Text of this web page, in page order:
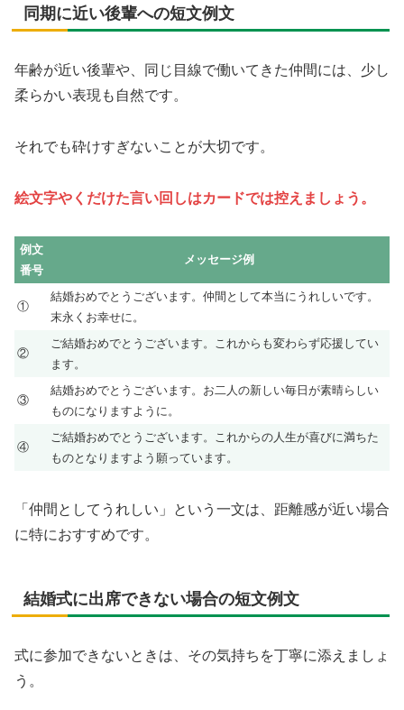
同期に近い後輩への短文例文
年齢が近い後輩や、同じ目線で働いてきた仲間には、少し
柔らかい表現も自然です。
それでも砕けすぎないことが大切です。
絵文字やくだけた言い回しはカードでは控えましょう。
例文
番号
メッセージ例
①
結婚おめでとうございます。仲間として本当にうれしいです。
末永くお幸せに。
②
ご結婚おめでとうございます。これからも変わらず応援してい
ます。
③
結婚おめでとうございます。お二人の新しい毎日が素晴らしい
ものになりますように。
④
ご結婚おめでとうございます。これからの人生が喜びに満ちた
ものとなりますよう願っています。
「仲間としてうれしい」という一文は、距離感が近い場合
に特におすすめです。
結婚式に出席できない場合の短文例文
式に参加できないときは、その気持ちを丁寧に添えましょ
う。